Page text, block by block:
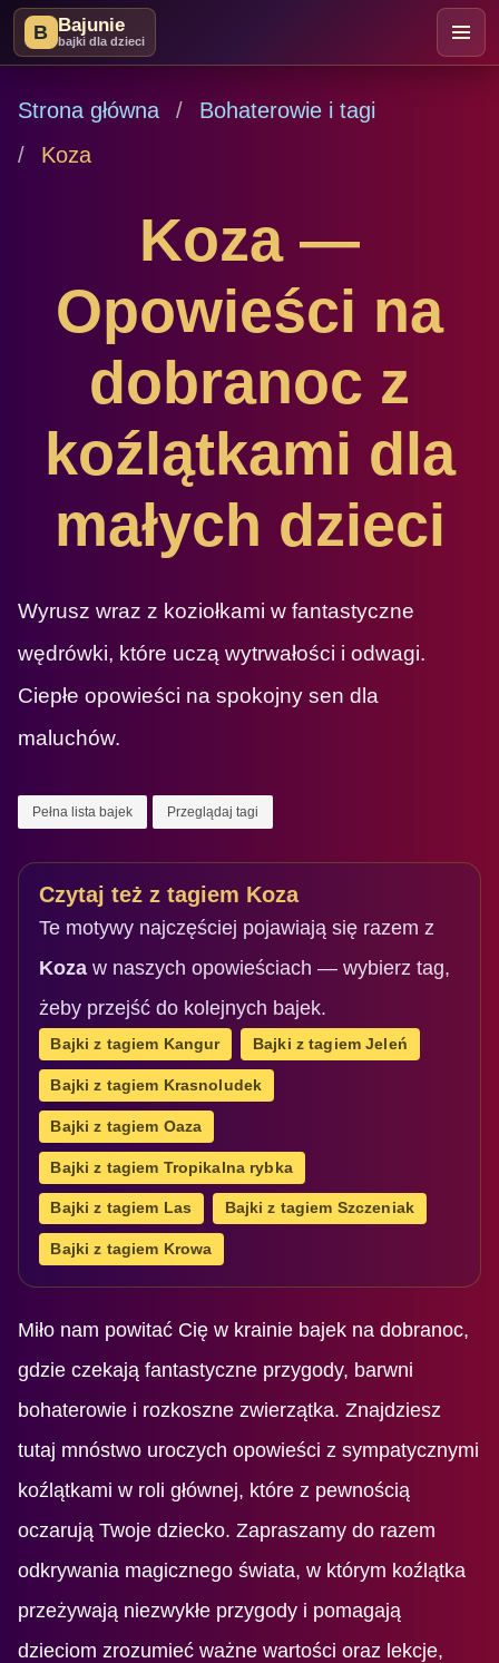
B Bajunie
bajki dla dzieci
Strona główna
Bohaterowie i tagi
Koza
Koza —
Opowieści na
dobranoc z
koźlątkami dla
małych dzieci
Wyrusz wraz z koziołkami w fantastyczne
wędrówki, które uczą wytrwałości i odwagi.
Ciepłe opowieści na spokojny sen dla
maluchów.
Pełna lista bajek Przeglądaj tagi
Czytaj też z tagiem Koza
Te motywy najczęściej pojawiają się razem z
Kozaw naszych opowieściach — wybierz tag,
żeby przejść do kolejnych bajek.
Bajki z tagiem Kangur Bajki z tagiem Jeleń
Bajki z tagiem Krasnoludek
Bajki z tagiem Oaza
Bajki z tagiem Tropikalna rybka
Bajki z tagiem Las Bajki z tagiem Szczeniak
Bajki z tagiem Krowa
Miło nam powitać Cię w krainie bajek na dobranoc,
gdzie czekają fantastyczne przygody, barwni
bohaterowie i rozkoszne zwierzątka. Znajdziesz
tutaj mnóstwo uroczych opowieści z sympatycznymi
koźlątkami w roli głównej, które z pewnością
oczarują Twoje dziecko. Zapraszamy do razem
odkrywania magicznego świata, w którym koźlątka
przeżywają niezwykłe przygody i pomagają
dzieciom zrozumieć ważne wartości oraz lekcje,